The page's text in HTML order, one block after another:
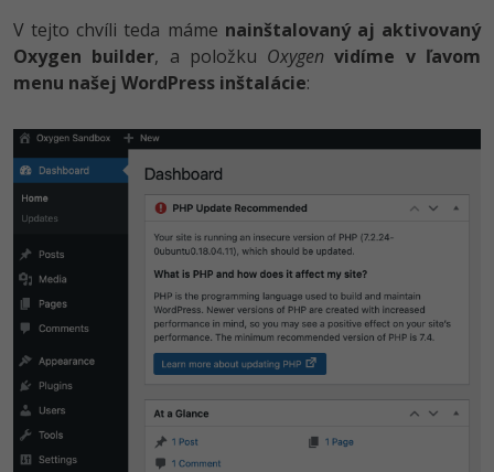
V tejto chvíli teda máme nainštalovaný aj aktivovaný
Oxygen builder, a položku Oxygen vidíme v ľavom
menu našej WordPress inštalácie: